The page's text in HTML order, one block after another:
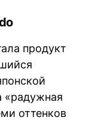
продукт
«радужная
оттенков